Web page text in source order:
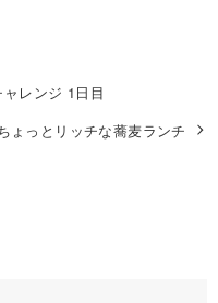
レンジ 1日目
ょっとリッチな蕎麦ランチ